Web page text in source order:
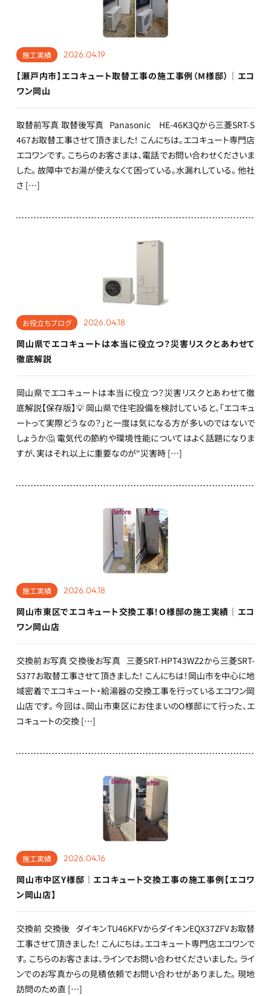
施工実績 2026.04.19
【瀬戸内市】エコキュート取替工事の施工事例（M様邸）｜エコ
ワン岡山
取替前写真 取替後写真 Panasonic HE-46K3Qから三菱SRT-S
467お取替工事させて頂きました！ こんにちは。エコキュート専門店
エコワンです。 こちらのお客さまは、電話でお問い合わせくださいま
した。 故障中でお湯が使えなくて困っている。水漏れしている。 他社
さ […]
お役立ちブログ 2026.04.18
岡山県でエコキュートは本当に役立つ？災害リスクとあわせて
徹底解説
岡山県でエコキュートは本当に役立つ？災害リスクとあわせて徹
底解説【保存版】💡 岡山県で住宅設備を検討していると、「エコキュ
ートって実際どうなの？」と一度は気になる方が多いのではないで
しょうか🤔 電気代の節約や環境性能についてはよく話題になりま
すが、実はそれ以上に重要なのが“災害時 […]
施工実績 2026.04.18
岡山市東区でエコキュート交換工事！O様邸の施工実績｜エコ
ワン岡山店
交換前お写真 交換後お写真 三菱SRT-HPT43WZ2から三菱SRT-
S377お取替工事させて頂きました！ こんにちは！岡山市を中心に地
域密着でエコキュート・給湯器の交換工事を行っているエコワン岡
山店です。 今回は、岡山市東区にお住まいのO様邸にて行った、エ
コキュートの交換 […]
施工実績 2026.04.16
岡山市中区Y様邸｜エコキュート交換工事の施工事例【エコワ
ン岡山店】
交換前 交換後 ダイキンTU46KFVからダイキンEQX37ZFVお取替
工事させて頂きました！ こんにちは。エコキュート専門店エコワンで
す。 こちらのお客さまは、ラインでお問い合わせくださいました。 ライ
ンでのお写真からの見積依頼でお問い合わせがありました。 現地
訪問のため直 […]